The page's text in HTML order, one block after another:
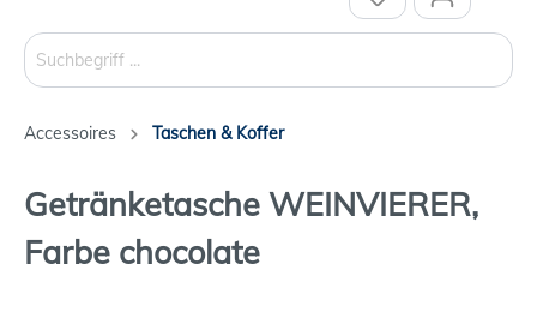
Accessoires Taschen & Koffer
Getränketasche WEINVIERER,
Farbe chocolate